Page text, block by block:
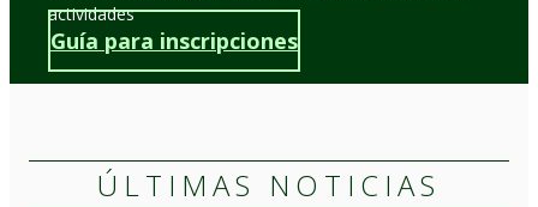
actividades
Guía para inscripciones
ÚLTIMAS NOTICIAS